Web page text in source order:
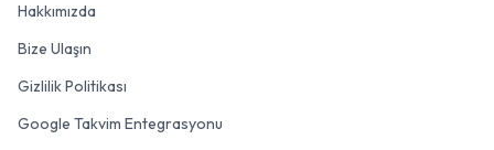
Hakkımızda
Bize Ulaşın
Gizlilik Politikası
Google Takvim Entegrasyonu